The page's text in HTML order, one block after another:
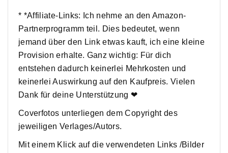
* *Affiliate-Links: Ich nehme an den Amazon-
Partnerprogramm teil. Dies bedeutet, wenn
jemand über den Link etwas kauft, ich eine kleine
Provision erhalte. Ganz wichtig: Für dich
entstehen dadurch keinerlei Mehrkosten und
keinerlei Auswirkung auf den Kaufpreis. Vielen
Dank für deine Unterstützung ❤
Coverfotos unterliegen dem Copyright des
jeweiligen Verlages/Autors.
Mit einem Klick auf die verwendeten Links /Bilder